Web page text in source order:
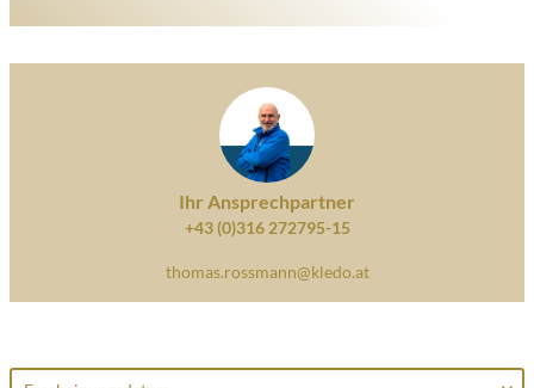
Ihr Ansprechpartner
+43 (0)316 272795-15
thomas.rossmann@kledo.at